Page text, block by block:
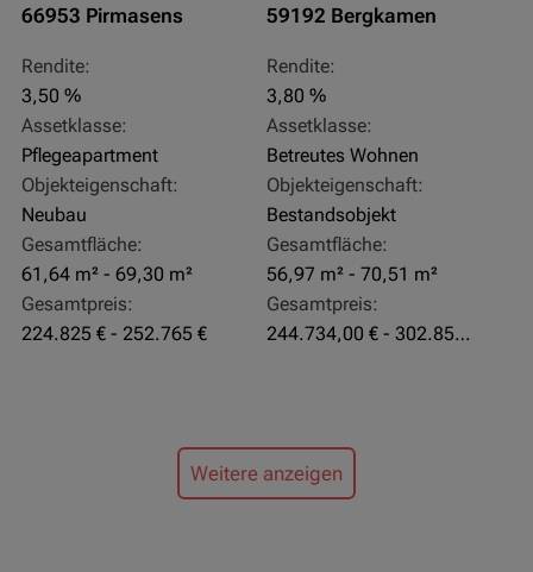
66953 Pirmasens
Rendite:
3,50 %
Assetklasse:
Pflegeapartment
Objekteigenschaft:
Neubau
Gesamtfläche:
61,64 m² - 69,30 m²
Gesamtpreis:
224.825 € - 252.765 €
59192 Bergkamen
Rendite:
3,80 %
Assetklasse:
Betreutes Wohnen
Objekteigenschaft:
Bestandsobjekt
Gesamtfläche:
56,97 m² - 70,51 m²
Gesamtpreis:
244.734,00 € - 302.855,00 €
Weitere anzeigen